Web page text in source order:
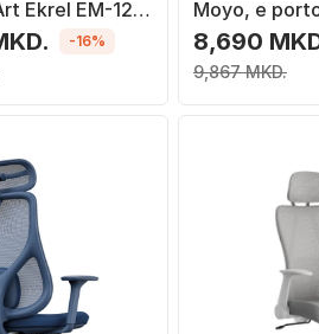
Ekrel EM-120,
-16%
Moyo, e
8,690
9,867 MKD.